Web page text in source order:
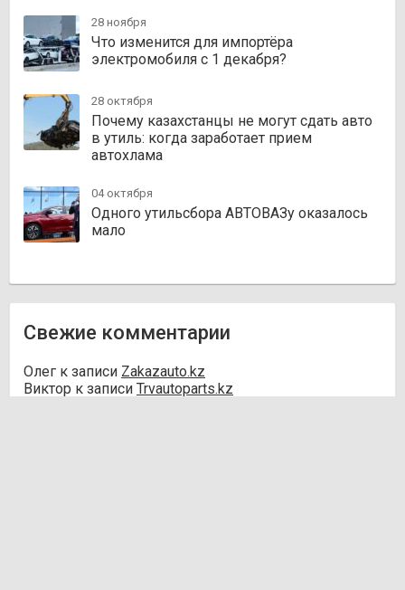
28 ноября
Что изменится для импортёра
электромобиля с 1 декабря?
28 октября
Почему казахстанцы не могут сдать авто
в утиль: когда заработает прием
автохлама
04 октября
Одного утильсбора АВТОВАЗу оказалось
мало
Свежие комментарии
Олег к записи Zakazauto.kz
Виктор к записи Trvautoparts.kz